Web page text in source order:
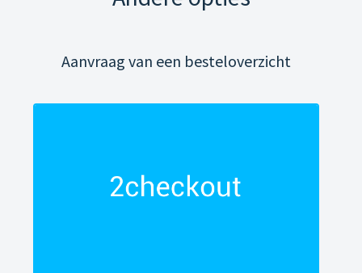
Aanvraag van een besteloverzicht